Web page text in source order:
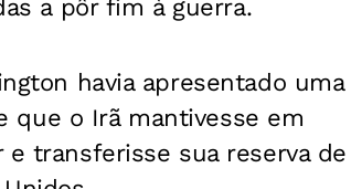
a pôr fim à guerra.
havia apresentado uma
que o Irã mantivesse em
transferisse sua reserva de